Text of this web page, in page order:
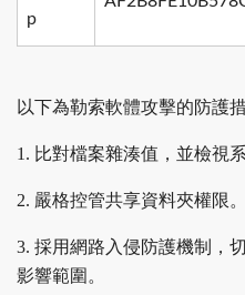
p
以下為勒索軟體攻擊的防護
1. 比對檔案雜湊值，並檢視
2. 嚴格控管共享資料夾權限。
3. 採用網路入侵防護機制，
影響範圍。